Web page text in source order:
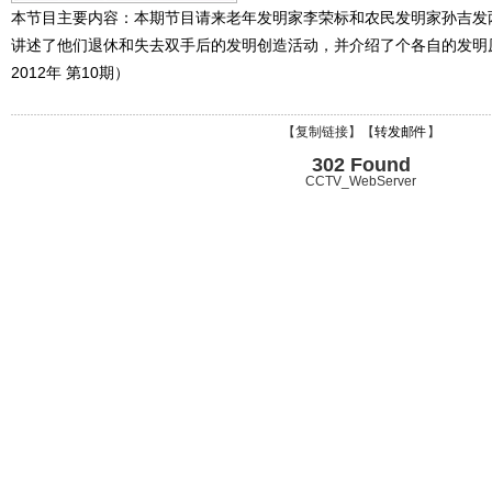
本节目主要内容：本期节目请来老年发明家李荣标和农民发明家孙吉
讲述了他们退休和失去双手后的发明创造活动，并介绍了个各自的发
2012年 第10期）
【复制链接】【转发邮件 】
302 Found
CCTV_WebServer